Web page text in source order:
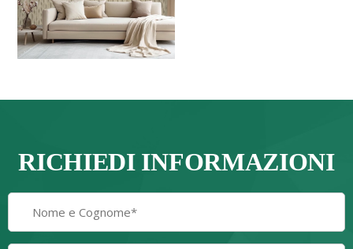
RICHIEDI INFORMAZIONI